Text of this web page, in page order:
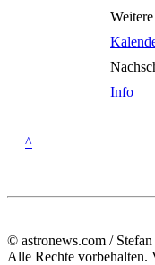
Info
^
© astronews.com /
Alle Rechte vorbehalten.